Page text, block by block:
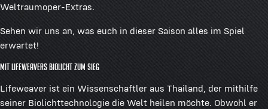
Weltraumoper-Extras.
Sehen wir uns an, was euch in dieser Saison alles im Spiel
erwartet!
Mit Lifeweavers Biolicht zum Sieg
Lifeweaver ist ein Wissenschaftler aus Thailand, der mithilfe
seiner Biolichttechnologie die Welt heilen möchte. Obwohl er